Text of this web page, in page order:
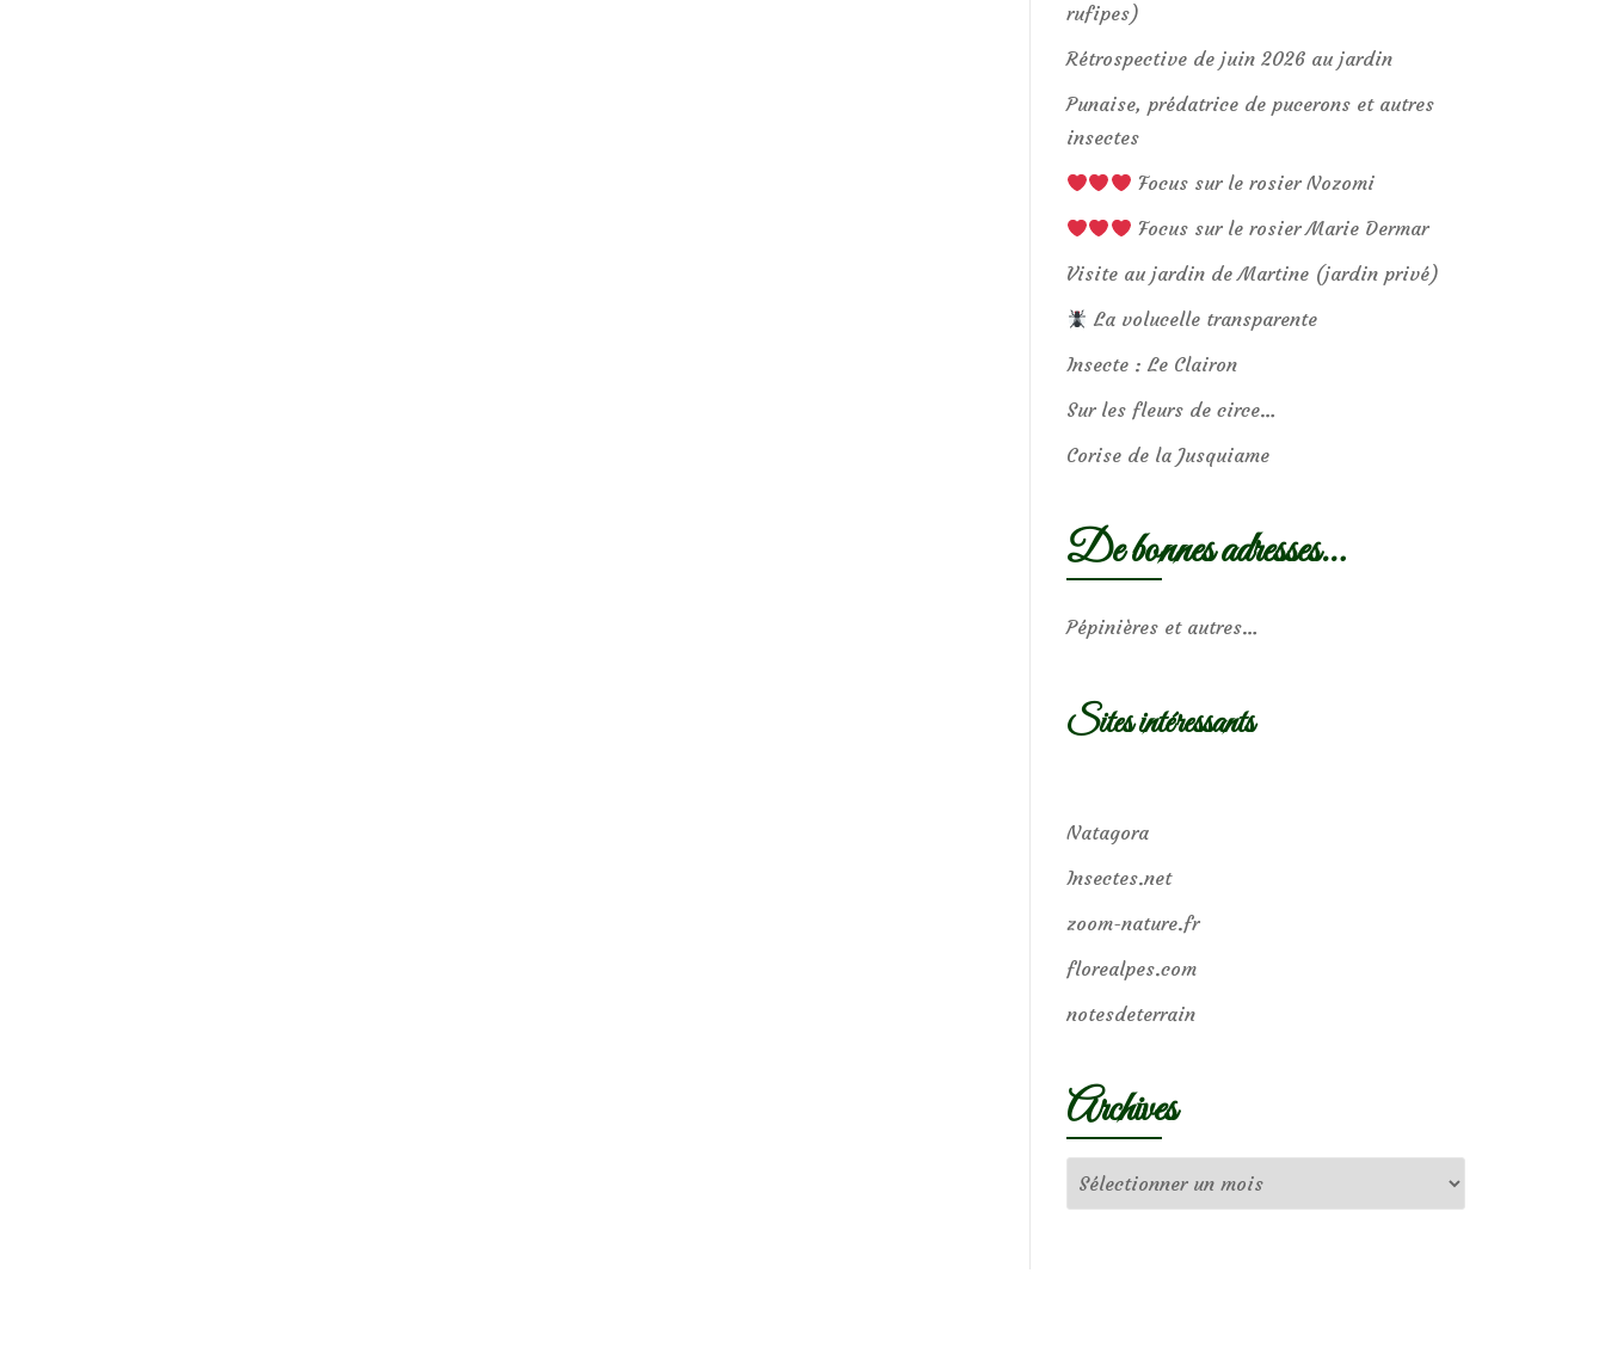
rufipes)
Rétrospective de juin 2026 au jardin
Punaise, prédatrice de pucerons et autres
insectes
Focus sur le rosier Nozomi
Focus sur le rosier Marie Dermar
Visite au jardin de Martine (jardin privé)
La volucelle transparente
Insecte : Le Clairon
Sur les fleurs de circe…
Corise de la Jusquiame
De bonnes adresses…
Pépinières et autres…
Sites intéressants
Natagora
Insectes.net
zoom-nature.fr
florealpes.com
notesdeterrain
Archives
Archives